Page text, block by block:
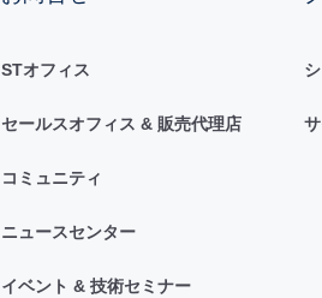
STオフィス
セールスオフィス & 販売代理店
コミュニティ
ニュースセンター
イベント & 技術セミナー